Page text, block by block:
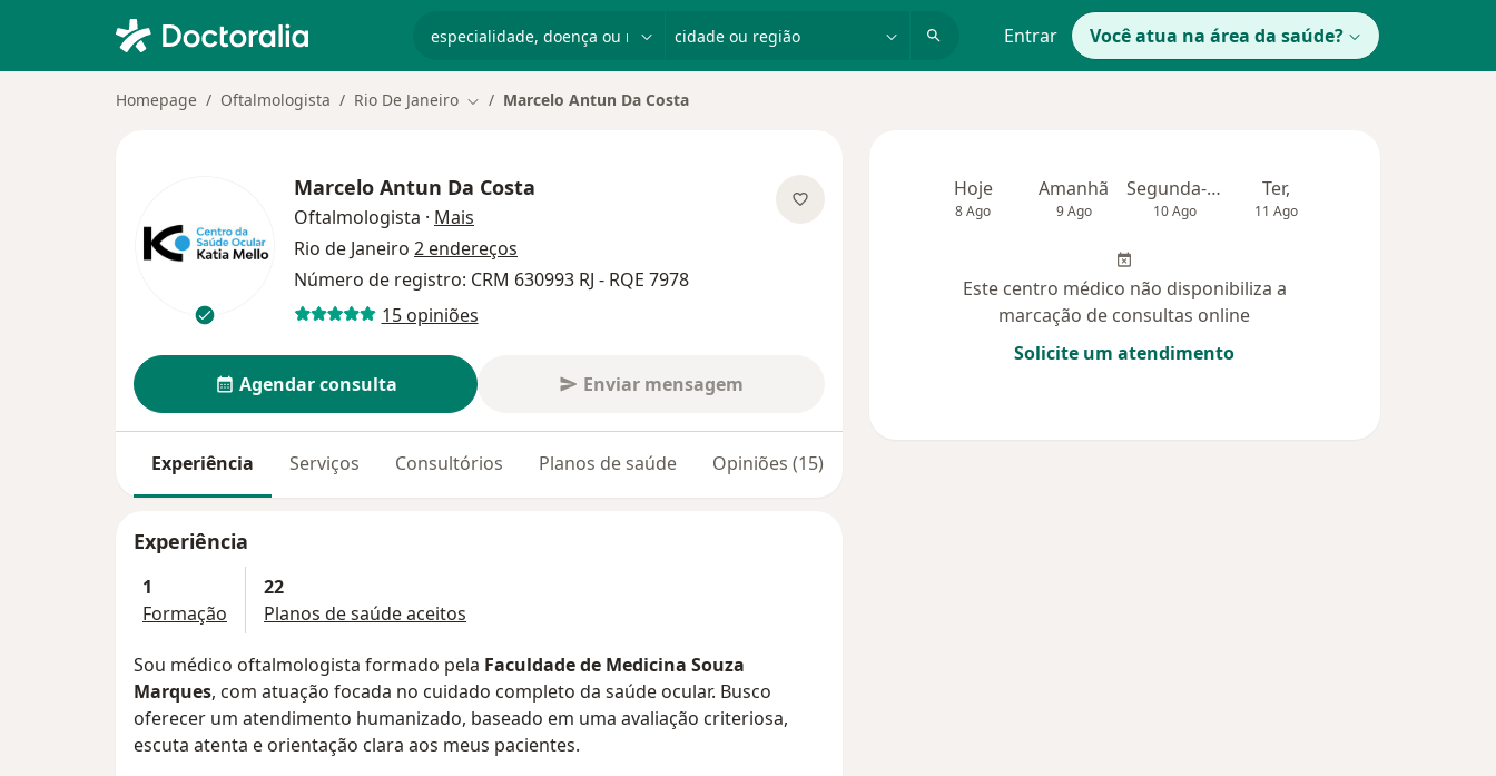
Entrar Você atua na área da saúde?
Homepage Oftalmologista Rio De Janeiro Mudar de cidade
Marcelo Antun Da Costa
Marcelo Antun Da Costa
Oftalmologista · Mais
Rio de Janeiro 2 endereços
Número de registro: CRM 630993 RJ - RQE 7978
15 opiniões
Agendar consulta Enviar mensagem
Experiência Serviços Consultórios Planos de saúde Opiniões (15)
Experiência
1
Formação
22
Planos de saúde aceitos
Sou médico oftalmologista formado pela Faculdade de Medicina Souza
Marques, com atuação focada no cuidado completo da saúde ocular. Busco
oferecer um atendimento humanizado, baseado em uma avaliação criteriosa,
escuta atenta e orientação clara aos meus pacientes.
Hoje
8 Ago
Amanhã
9 Ago
Segunda-feira
10 Ago
Ter,
11 Ago
Este centro médico não disponibiliza a
marcação de consultas online
Solicite um atendimento